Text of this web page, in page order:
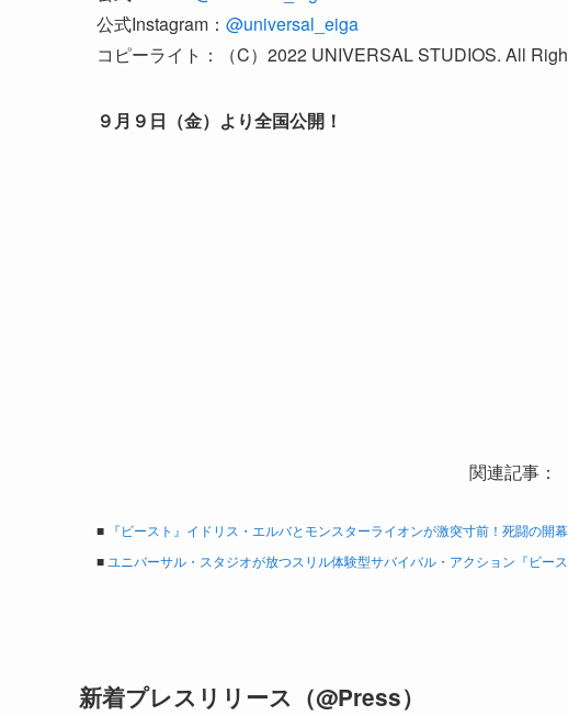
公式Instagram： @universal_eiga
コピーライト：（C）2022 UNIVERSAL STUDIOS. All
９月９日（金）より全国公開！
関連記事：
■ 『ビースト』イドリス・エルバとモンスターライオンが激突寸前！死闘の開
■ ユニバーサル・スタジオが放つスリル体験型サバイバル・アクション『ビー
新着プレスリリース（@Press）